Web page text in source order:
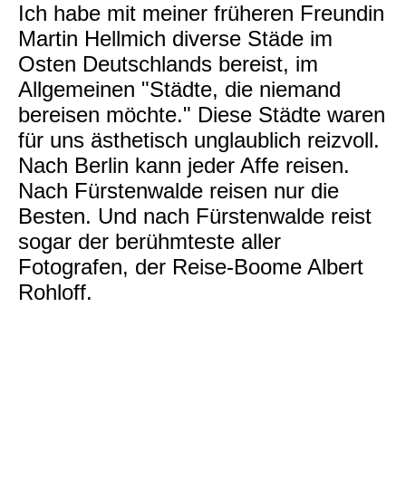
Ich habe mit meiner früheren Freundin
Martin Hellmich diverse Städe im
Osten Deutschlands bereist, im
Allgemeinen "Städte, die niemand
bereisen möchte." Diese Städte waren
für uns ästhetisch unglaublich reizvoll.
Nach Berlin kann jeder Affe reisen.
Nach Fürstenwalde reisen nur die
Besten. Und nach Fürstenwalde reist
sogar der berühmteste aller
Fotografen, der Reise-Boome Albert
Rohloff.